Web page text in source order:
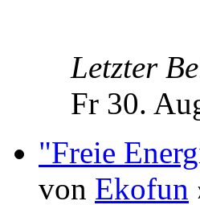
Letzter
Fr 30.
"Freie
von Ekofun